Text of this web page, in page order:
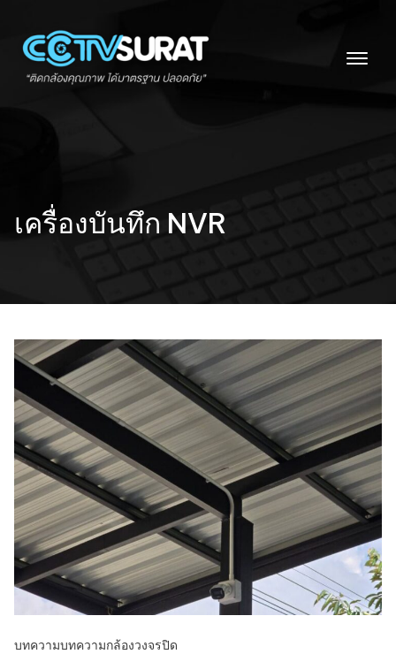
content
เครื่องบันทึก NVR
บทความบทความกล้องวงจรปิด